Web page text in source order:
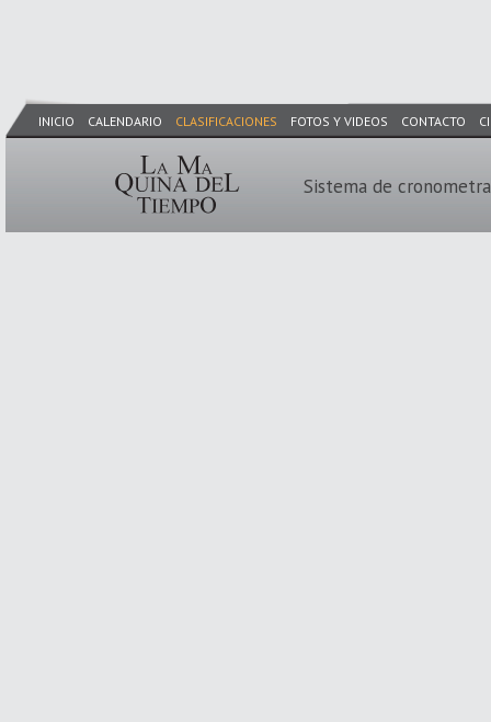
INICIO CALENDARIO CLASIFICACIONES FOTOS Y VIDEOS CONTACTO
Sistema de